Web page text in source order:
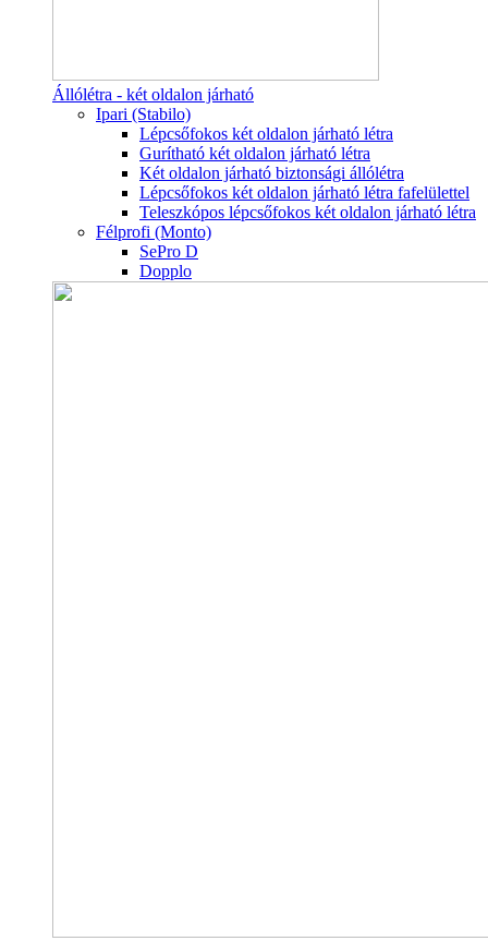
Állólétra - két oldalon járható
Ipari (Stabilo)
Lépcsőfokos két oldalon járható létra
Gurítható két oldalon járható létra
Két oldalon járható biztonsági állólétra
Lépcsőfokos két oldalon járható létra fafelülettel
Teleszkópos lépcsőfokos két oldalon járható létra
Félprofi (Monto)
SePro D
Dopplo